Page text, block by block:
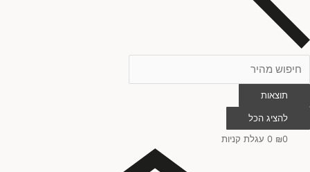
תוצאות
להציג הכל
₪0
0 עגלת קניות